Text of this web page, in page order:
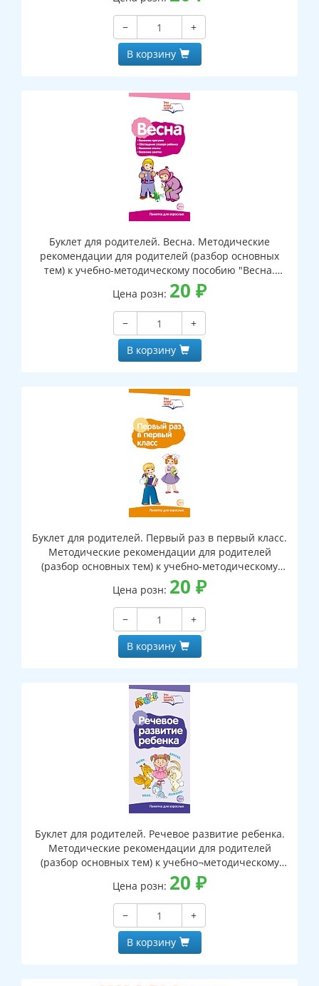
детьми"
−
+
В корзину
Буклет для родителей. Весна. Методические
рекомендации для родителей (разбор основных
тем) к учебно-методическому пособию "Весна.
Беседы о временах года "
Цена розн: 20 ₽
−
+
В корзину
Буклет для родителей. Первый раз в первый класс.
Методические рекомендации для родителей
(разбор основных тем) к учебно-методическому
пособию "Первый раз в первый класс."
Цена розн: 20 ₽
−
+
В корзину
Буклет для родителей. Речевое развитие ребенка.
Методические рекомендации для родителей
(разбор основных тем) к учебно¬методическому
пособию "Речевое развитие ребенка"
Цена розн: 20 ₽
−
+
В корзину